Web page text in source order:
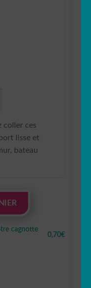
coller ces
lisse et
bateau
cagnotte
0,70€